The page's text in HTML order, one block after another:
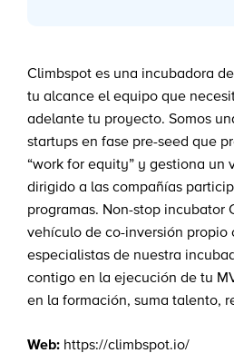
Climbspot es una incubadora
tu alcance el equipo que
adelante tu proyecto. Somos
startups en fase pre-seed que
“work for equity” y gestiona un
dirigido a las compañías
programas. Non-stop incubator
vehículo de co-inversión propio
especialistas de nuestra
contigo en la ejecución de tu
en la formación, suma talento,
Web: https://climbspot.io/